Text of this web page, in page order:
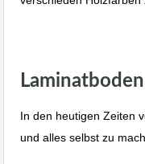
In den heutigen Zeiten
und alles selbst zu